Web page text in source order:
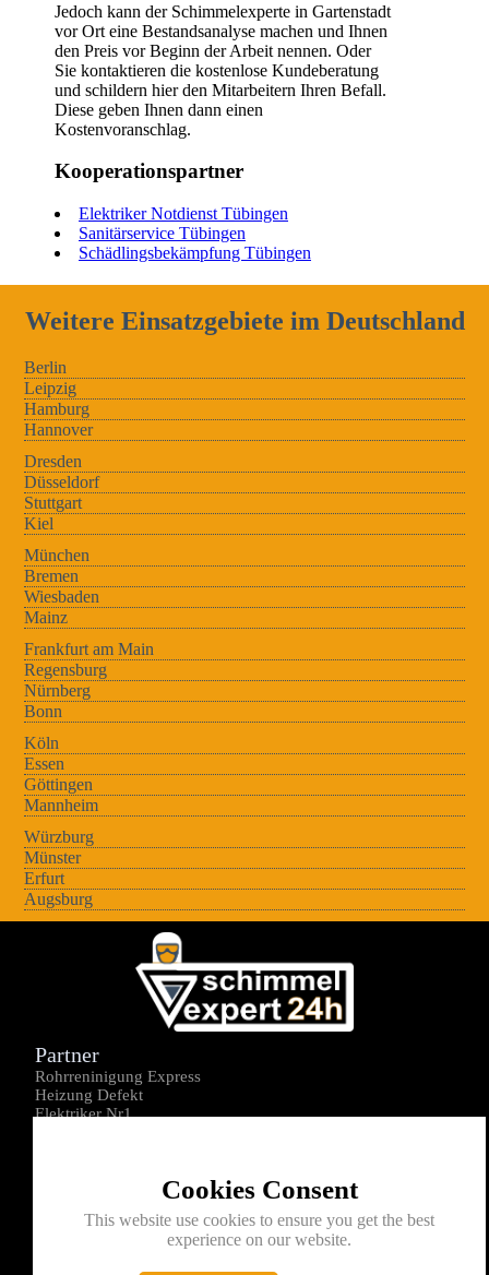
Jedoch kann der Schimmelexperte in Gartenstadt
vor Ort eine Bestandsanalyse machen und Ihnen
den Preis vor Beginn der Arbeit nennen. Oder
Sie kontaktieren die kostenlose Kundeberatung
und schildern hier den Mitarbeitern Ihren Befall.
Diese geben Ihnen dann einen
Kostenvoranschlag.
Kooperationspartner
Elektriker Notdienst Tübingen
Sanitärservice Tübingen
Schädlingsbekämpfung Tübingen
Weitere Einsatzgebiete im Deutschland
Berlin
Leipzig
Hamburg
Hannover
Dresden
Düsseldorf
Stuttgart
Kiel
München
Bremen
Wiesbaden
Mainz
Frankfurt am Main
Regensburg
Nürnberg
Bonn
Köln
Essen
Göttingen
Mannheim
Würzburg
Münster
Erfurt
Augsburg
Cookies Consent
This website use cookies to ensure you get the best
experience on our website.
Partner
Rohrreninigung Express
Heizung Defekt
Elektriker Nr1
Kontakt